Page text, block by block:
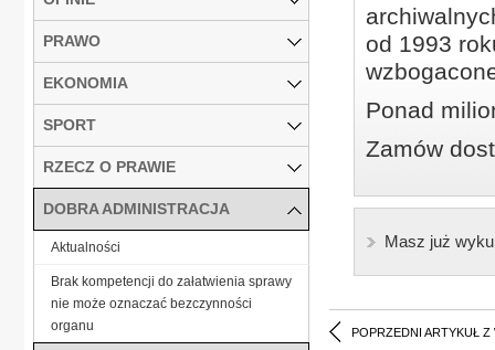
od 1993
Ponad
Zamów
Masz już
POPRZEDNI ARTYKUŁ Z
PRAWO
EKONOMIA
SPORT
RZECZ O PRAWIE
DOBRA ADMINISTRACJA
Aktualności
Brak kompetencji do załatwienia sprawy
nie może oznaczać bezczynności
organu